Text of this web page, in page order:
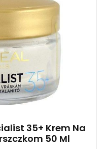
35+ Krem Na
50 Ml